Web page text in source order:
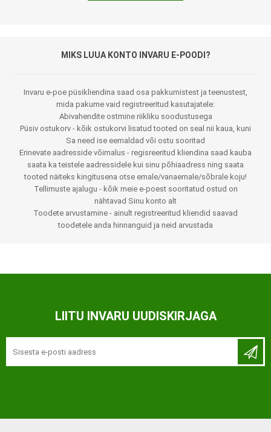
MIKS LUUA KONTO INVARU E-POODI?
Invaru e-poe püsikliendina saad osa pakkumistest ja teenustest,
mida pakume vaid registreeritud kasutajatele:
Abivahendite ostmine riikliku soodustusega
Püsiv ostukorv - kõik ostukorvi lisatud tooted on seal nii kaua, kuni
Sa need ise eemaldad või ostu sooritad
Erinevate aadresside võimalus - regisreeritud kliendina saad kauba
saata ka teistele aadressidele kui sinu põhiaadress ning saata
tooted näiteks kingitusena otse emale/vanaemale/sõbrale koju!
Tellimuste ajalugu - kõik meie e-poest sooritatud ostud on
nähtavad Sinu konto alt
Toodete arvustamine - ainult registreeritud kliendid saavad
toodetele anda hinnanguid ja neid arvustada
LIITU INVARU UUDISKIRJAGA